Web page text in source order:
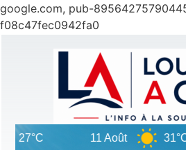
google.com, pub-
f08c47fec0942fa0
11 Août 31°C